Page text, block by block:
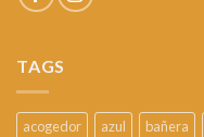
TAGS
acogedor azul bañera